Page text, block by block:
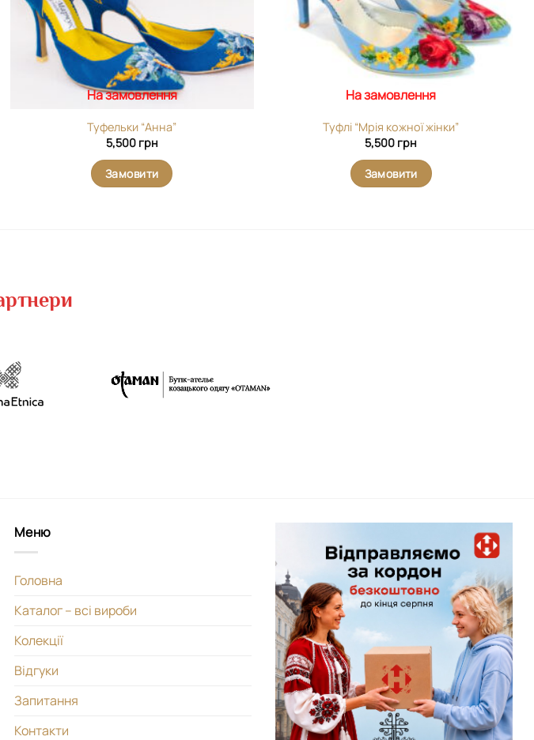
На замовлення
Туфельки “Анна”
5,500 грн
Замовити
На замовлення
Туфлі “Мрія кожної жінки”
5,500 грн
Замовити
Меню
Головна
Каталог – всі вироби
Колекції
Відгуки
Запитання
Контакти